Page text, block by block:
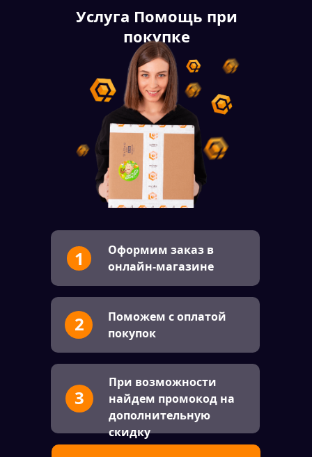
Услуга Помощь при
покупке
1
Оформим заказ в
онлайн-магазине
Поможем с оплатой
покупок
2
3
При возможности
найдем промокод на
дополнительную
скидку